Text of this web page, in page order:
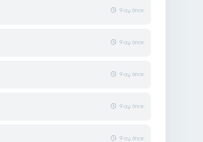
9 ay önce
9 ay önce
9 ay önce
9 ay önce
9 ay önce